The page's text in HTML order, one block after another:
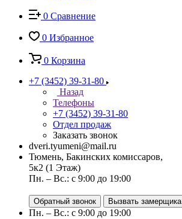
0 Сравнение
0 Избранное
0 Корзина
+7 (3452) 39-31-80
Назад
Телефоны
+7 (3452) 39-31-80
Отдел продаж
Заказать звонок
dveri.tyumeni@mail.ru
Тюмень, Бакинских комиссаров,
5к2 (1 Этаж)
Пн. – Вс.: с 9:00 до 19:00
Обратный звонок Вызвать замерщика
Пн. – Вс.: с 9:00 до 19:00